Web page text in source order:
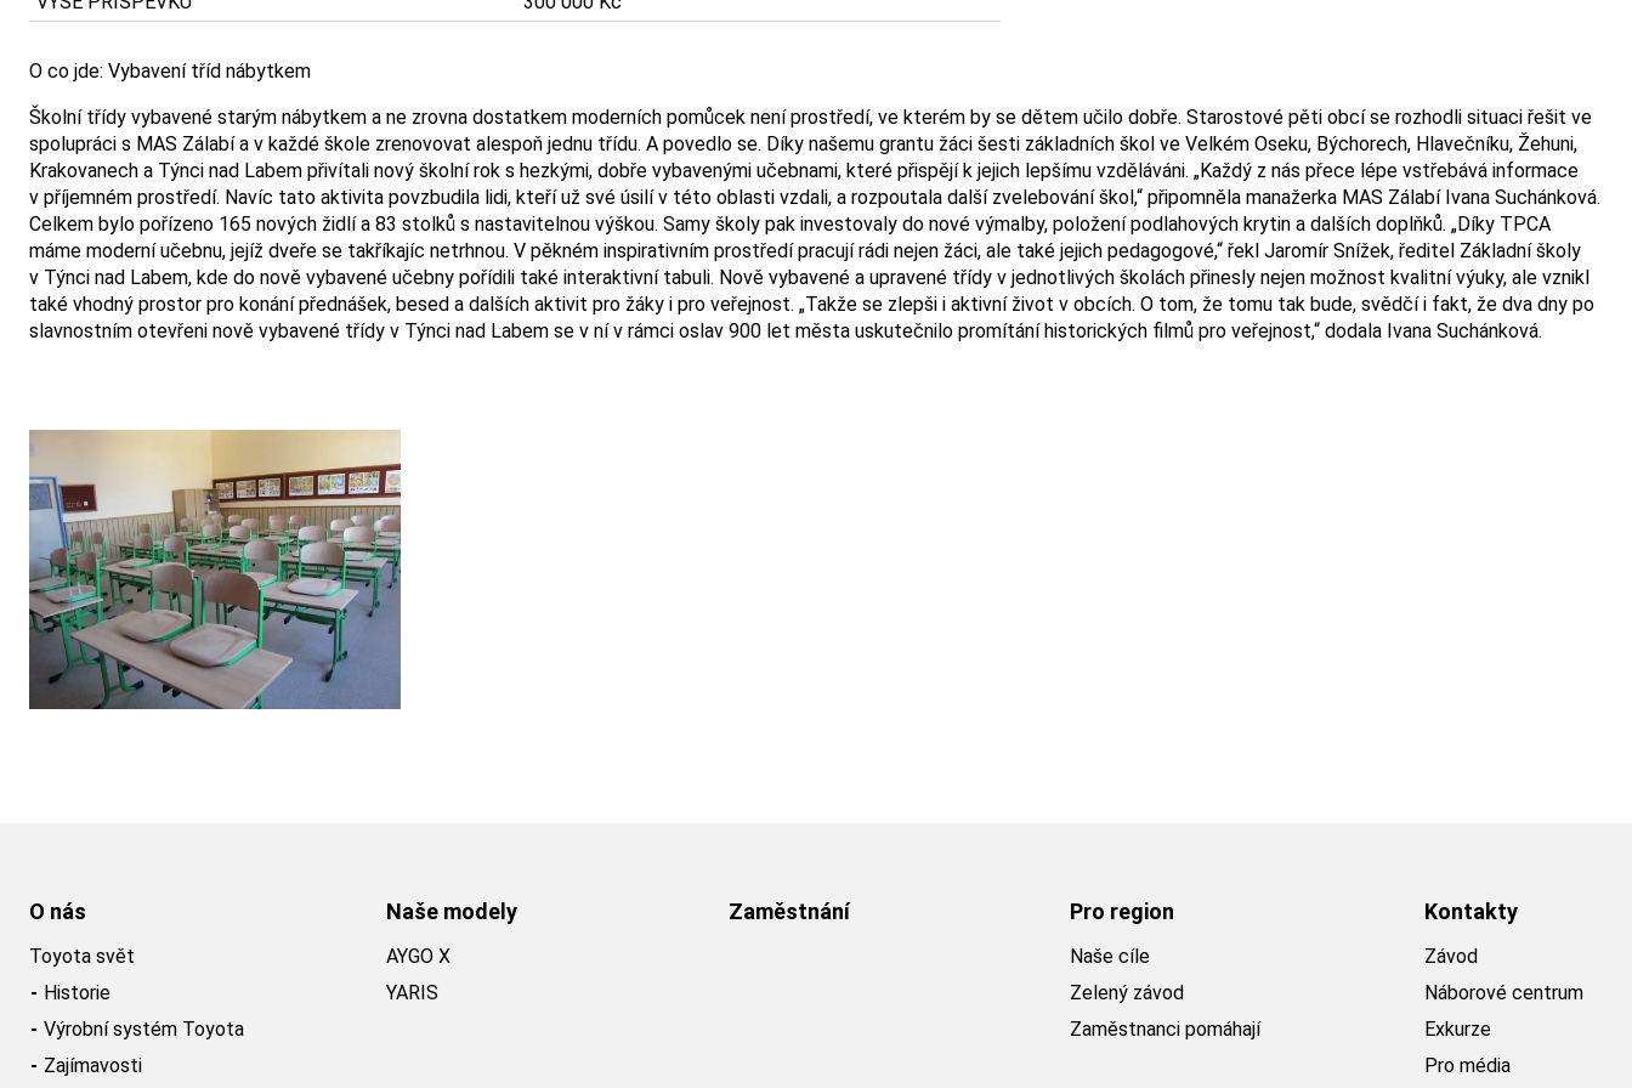
O co jde: Vybavení tříd nábytkem
Školní třídy vybavené starým nábytkem a ne zrovna dostatkem moderních pomůcek není prostředí, ve kterém by se dětem učilo dobře. Starostové pěti obcí se rozhodli situaci řešit ve
spolupráci s MAS Zálabí a v každé škole zrenovovat alespoň jednu třídu. A povedlo se. Díky našemu grantu žáci šesti základních škol ve Velkém Oseku, Býchorech, Hlavečníku, Žehuni,
Krakovanech a Týnci nad Labem přivítali nový školní rok s hezkými, dobře vybavenými učebnami, které přispějí k jejich lepšímu vzděláváni. „Každý z nás přece lépe vstřebává informace
v příjemném prostředí. Navíc tato aktivita povzbudila lidi, kteří už své úsilí v této oblasti vzdali, a rozpoutala další zvelebování škol,“ připomněla manažerka MAS Zálabí Ivana Suchánková.
Celkem bylo pořízeno 165 nových židlí a 83 stolků s nastavitelnou výškou. Samy školy pak investovaly do nové výmalby, položení podlahových krytin a dalších doplňků. „Díky TPCA
máme moderní učebnu, jejíž dveře se takříkajíc netrhnou. V pěkném inspirativním prostředí pracují rádi nejen žáci, ale také jejich pedagogové,“ řekl Jaromír Snížek, ředitel Základní školy
v Týnci nad Labem, kde do nově vybavené učebny pořídili také interaktivní tabuli. Nově vybavené a upravené třídy v jednotlivých školách přinesly nejen možnost kvalitní výuky, ale vznikl
také vhodný prostor pro konání přednášek, besed a dalších aktivit pro žáky i pro veřejnost. „Takže se zlepši i aktivní život v obcích. O tom, že tomu tak bude, svědčí i fakt, že dva dny po
slavnostním otevřeni nově vybavené třídy v Týnci nad Labem se v ní v rámci oslav 900 let města uskutečnilo promítání historických filmů pro veřejnost,“ dodala Ivana Suchánková.
O nás
Toyota svět
Historie
Výrobní systém Toyota
Zajímavosti
Naše modely
AYGO X
YARIS
Zaměstnání Pro region
Naše cíle
Zelený závod
Zaměstnanci pomáhají
Kontakty
Závod
Náborové centrum
Exkurze
Pro média